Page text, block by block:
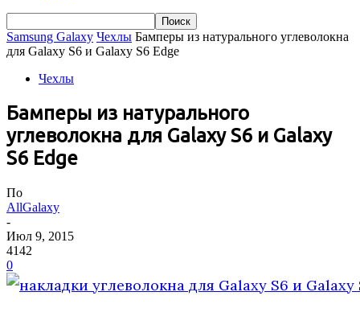
Samsung Galaxy Чехлы Бамперы из натурального углеволокна
для Galaxy S6 и Galaxy S6 Edge
Чехлы
Бамперы из натурального
углеволокна для Galaxy S6 и Galaxy
S6 Edge
По
AllGalaxy
-
Июл 9, 2015
4142
0